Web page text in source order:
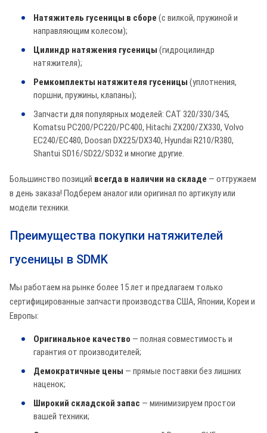
Натяжитель гусеницы в сборе (с вилкой, пружиной и
направляющим колесом);
Цилиндр натяжения гусеницы (гидроцилиндр
натяжителя);
Ремкомплекты натяжителя гусеницы (уплотнения,
поршни, пружины, клапаны);
Запчасти для популярных моделей: CAT 320/330/345,
Komatsu PC200/PC220/PC400, Hitachi ZX200/ZX330, Volvo
EC240/EC480, Doosan DX225/DX340, Hyundai R210/R380,
Shantui SD16/SD22/SD32 и многие другие.
Большинство позиций всегда в наличии на складе — отгружаем
в день заказа! Подберем аналог или оригинал по артикулу или
модели техники.
Преимущества покупки натяжителей
гусеницы в SDMK
Мы работаем на рынке более 15 лет и предлагаем только
сертифицированные запчасти производства США, Японии, Кореи и
Европы:
Оригинальное качество — полная совместимость и
гарантия от производителей;
Демократичные цены — прямые поставки без лишних
наценок;
Широкий складской запас — минимизируем простои
вашей техники;